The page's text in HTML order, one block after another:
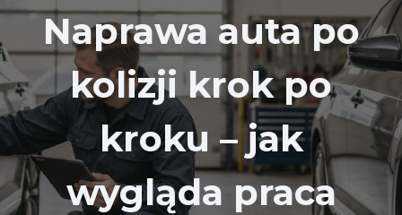
Naprawa auta po
kolizji krok po
kroku – jak
wygląda praca